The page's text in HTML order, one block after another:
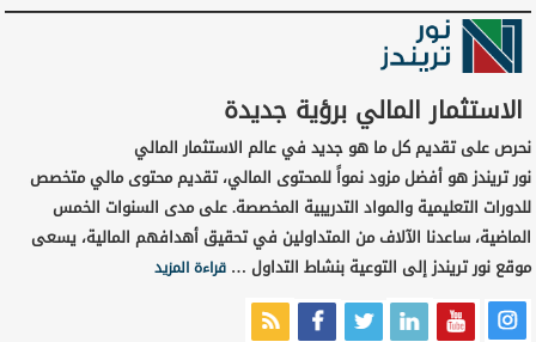
الاستثمار المالي برؤية جديدة
نحرص على تقديم كل ما هو جديد في عالم الاستثمار المالي
نور تريندز هو أفضل مزود نمواً للمحتوى المالي، تقديم محتوى مالي متخصص
للدورات التعليمية والمواد التدريبية المخصصة. على مدى السنوات الخمس
الماضية، ساعدنا الآلاف من المتداولين في تحقيق أهدافهم المالية، يسعى
موقع نور تريندز إلى التوعية بنشاط التداول …قراءة المزيد